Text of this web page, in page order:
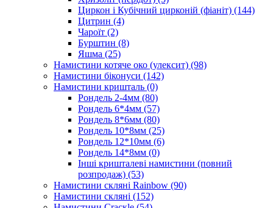
Циркон і Кубічний цирконій (фіаніт) (144)
Цитрин (4)
Чароїт (2)
Бурштин (8)
Яшма (25)
Намистини котяче око (улексит) (98)
Намистини біконуси (142)
Намистини кришталь (0)
Рондель 2-4мм (80)
Рондель 6*4мм (57)
Рондель 8*6мм (80)
Рондель 10*8мм (25)
Рондель 12*10мм (6)
Рондель 14*8мм (0)
Інші кришталеві намистини (повний
розпродаж) (53)
Намистини скляні Rainbow (90)
Намистини скляні (152)